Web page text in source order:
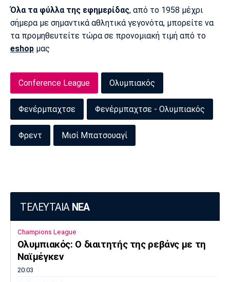
Όλα τα φύλλα της εφημερίδας, από το 1958 μέχρι
σήμερα με σημαντικά αθλητικά γεγονότα, μπορείτε να
τα προμηθευτείτε τώρα σε προνομιακή τιμή από το
eshop μας
Conference League Ολυμπιακός
Φενέρμπαχτσε Φενέρμπαχτσε - Ολυμπιακός
Φρεντ Μισί Μπατσουαγί
ΤΕΛΕΥΤΑΙΑ ΝΕΑ
Champions League
Ολυμπιακός: Ο διαιτητής της ρεβάνς με τη
Ναϊμέγκεν
20:03